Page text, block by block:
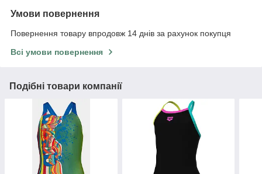
Умови повернення
Повернення товару впродовж 14 днів за рахунок покупця
Всі умови повернення
Подібні товари компанії